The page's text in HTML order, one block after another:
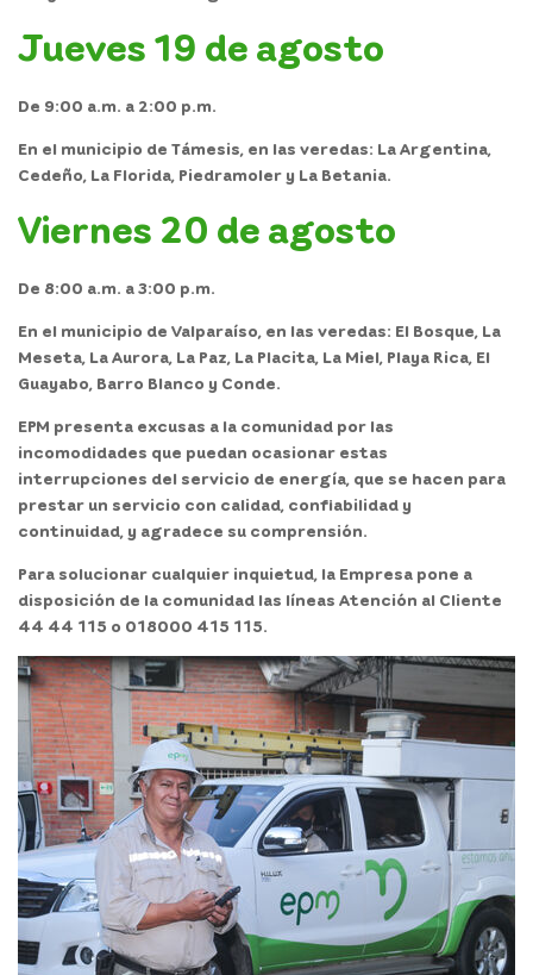
Jueves 19 de agosto
De 9:00 a.m. a 2:00 p.m.
En el municipio de Támesis, en las veredas: La Argentina,
Cedeño, La Florida, Piedramoler y La Betania.
Viernes 20 de agosto
De 8:00 a.m. a 3:00 p.m.
En el municipio de Valparaíso, en las veredas: El Bosque, La
Meseta, La Aurora, La Paz, La Placita, La Miel, Playa Rica, El
Guayabo, Barro Blanco y Conde.
EPM presenta excusas a la comunidad por las
incomodidades que puedan ocasionar estas
interrupciones del servicio de energía, que se hacen para
prestar un servicio con calidad, confiabilidad y
continuidad, y agradece su comprensión.
Para solucionar cualquier inquietud, la Empresa pone a
disposición de la comunidad las líneas Atención al Cliente
44 44 115 o 018000 415 115.